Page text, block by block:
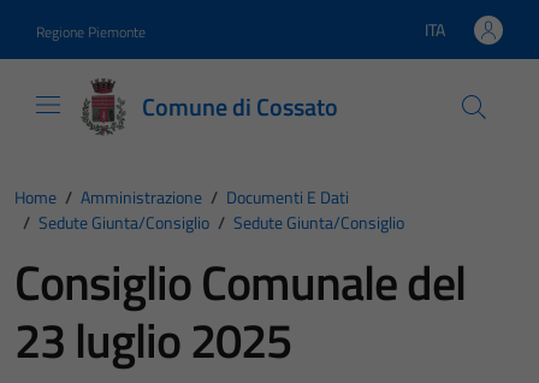
Regione Piemonte Lingua attiva:
ITA
Comune di Cossato
Home / Amministrazione / Documenti E Dati
/ Sedute Giunta/consiglio / Sedute Giunta/consiglio
Consiglio Comunale del
23 luglio 2025